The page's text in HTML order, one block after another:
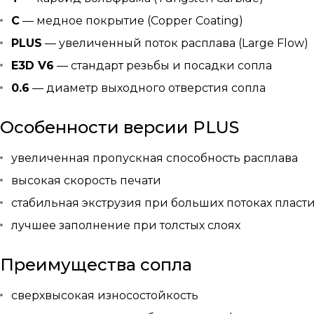
C — медное покрытие (Copper Coating)
PLUS — увеличенный поток расплава (Large Flow)
E3D V6 — стандарт резьбы и посадки сопла
0.6 — диаметр выходного отверстия сопла
Особенности версии PLUS
увеличенная пропускная способность расплава
высокая скорость печати
стабильная экструзия при больших потоках
лучшее заполнение при толстых слоях
Преимущества сопла
сверхвысокая износостойкость